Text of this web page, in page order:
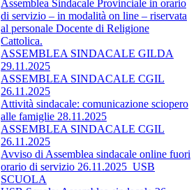
Assemblea Sindacale Provinciale in orario
di servizio – in modalità on line – riservata
al personale Docente di Religione
Cattolica.
ASSEMBLEA SINDACALE GILDA
29.11.2025
ASSEMBLEA SINDACALE CGIL
26.11.2025
Attività sindacale: comunicazione sciopero
alle famiglie 28.11.2025
ASSEMBLEA SINDACALE CGIL
26.11.2025
Avviso di Assemblea sindacale online fuori
orario di servizio 26.11.2025_USB
SCUOLA